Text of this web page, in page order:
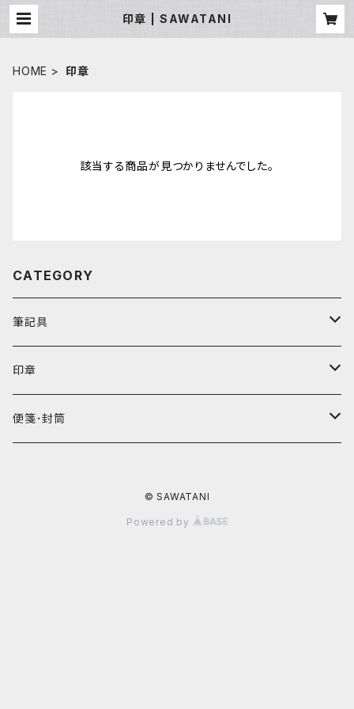
印章 | SAWATANI
HOME 印章
該当する商品が見つかりませんでした。
CATEGORY
筆記具
万年筆
多機能ペン
印章
印鑑セット
便箋･封筒
© SAWATANI
Powered by